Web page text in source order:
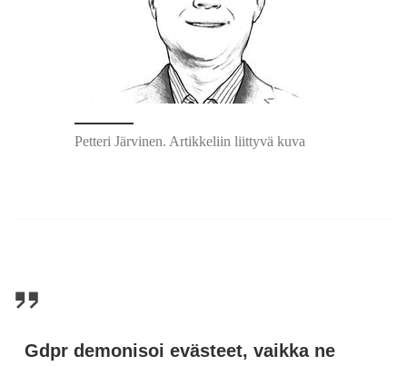
Petteri Järvinen. Artikkeliin liittyvä kuva
Gdpr demonisoi evästeet,vaikka ne